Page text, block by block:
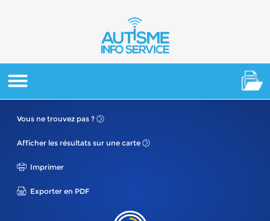
Vous ne trouvez pas ?
Afficher les résultats sur une carte
Imprimer
Exporter en PDF